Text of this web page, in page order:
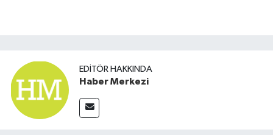
EDITÖR HAKKINDA
Haber Merkezi